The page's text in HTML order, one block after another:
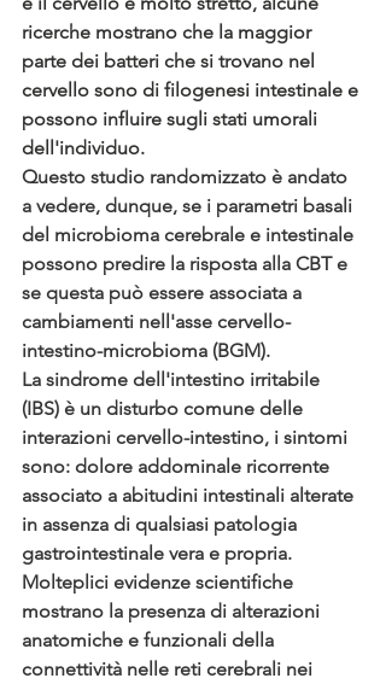
ricerche mostrano che la maggior
parte dei batteri che si trovano nel
cervello sono di filogenesi intestinale e
possono influire sugli stati umorali
dell'individuo.
Questo studio randomizzato è andato
a vedere, dunque, se i parametri basali
del microbioma cerebrale e intestinale
possono predire la risposta alla CBT e
se questa può essere associata a
cambiamenti nell'asse cervello-
intestino-microbioma (BGM).
La sindrome dell'intestino irritabile
(IBS) è un disturbo comune delle
interazioni cervello-intestino, i sintomi
sono: dolore addominale ricorrente
associato a abitudini intestinali alterate
in assenza di qualsiasi patologia
gastrointestinale vera e propria.
Molteplici evidenze scientifiche
mostrano la presenza di alterazioni
anatomiche e funzionali della
connettività nelle reti cerebrali nei